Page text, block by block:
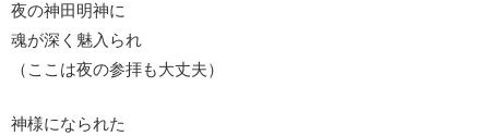
夜の神田明神に
魂が深く魅入られ
（ここは夜の参拝も大丈夫）
神様になられた